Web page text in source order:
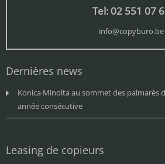
Tel: 02 551 07
info@copyburo.be
Dernières news
Konica Minolta au sommet des palmarès
année consécutive
Leasing de copieurs